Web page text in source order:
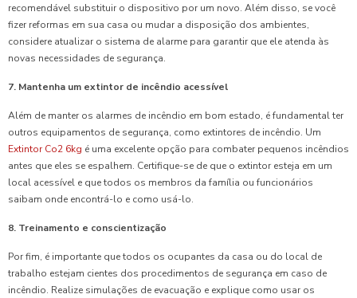
recomendável substituir o dispositivo por um novo. Além disso, se você
fizer reformas em sua casa ou mudar a disposição dos ambientes,
considere atualizar o sistema de alarme para garantir que ele atenda às
novas necessidades de segurança.
7. Mantenha um extintor de incêndio acessível
Além de manter os alarmes de incêndio em bom estado, é fundamental ter
outros equipamentos de segurança, como extintores de incêndio. Um
Extintor Co2 6kg é uma excelente opção para combater pequenos incêndios
antes que eles se espalhem. Certifique-se de que o extintor esteja em um
local acessível e que todos os membros da família ou funcionários
saibam onde encontrá-lo e como usá-lo.
8. Treinamento e conscientização
Por fim, é importante que todos os ocupantes da casa ou do local de
trabalho estejam cientes dos procedimentos de segurança em caso de
incêndio. Realize simulações de evacuação e explique como usar os